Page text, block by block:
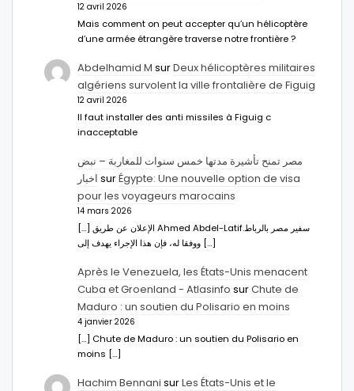
12 avril 2026
Mais comment on peut accepter qu’un hélicoptère
d’une armée étrangère traverse notre frontière ?
Abdelhamid M surDeux hélicoptères militaires
algériens survolent la ville frontalière de Figuig
12 avril 2026
Il faut installer des anti missiles à Figuig c
inacceptable
مصر تمنح تأشيرة مدتها خمس سنوات للمغاربة – نبض
اخبار surÉgypte: Une nouvelle option de visa
pour les voyageurs marocains
14 mars 2026
[…] الإعلان عن طريق Ahmed Abdel-Latifسفير مصر بالرباط.
ووفقا له، فإن هذا الإجراء يهدف إلى […]
Après le Venezuela, les États-Unis menacent
Cuba et Groenland - Atlasinfo surChute de
Maduro : un soutien du Polisario en moins
4 janvier 2026
[…] Chute de Maduro : un soutien du Polisario en
moins […]
Hachim Bennani surLes États-Unis et le